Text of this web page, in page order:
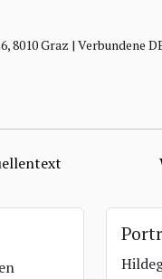
Graz | Verbundene